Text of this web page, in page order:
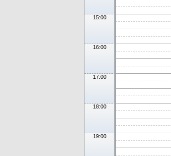
15:00
16:00
17:00
18:00
19:00